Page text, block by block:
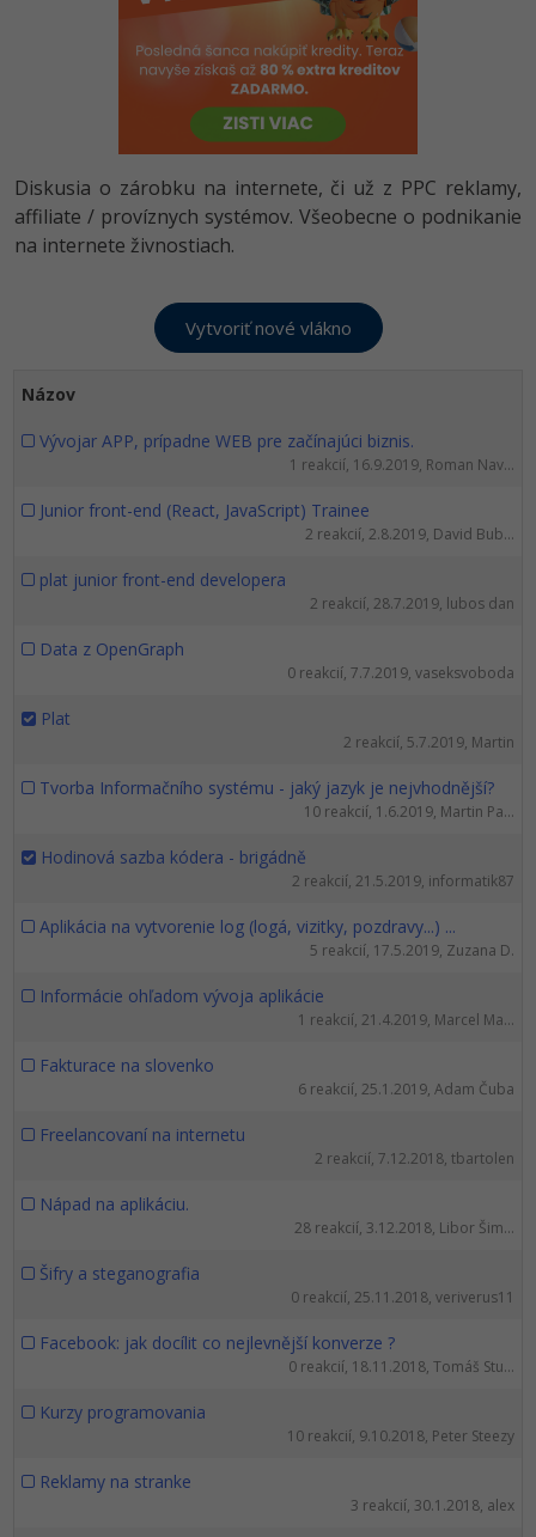
JavaScript -80%
C++ -80%
Swift -80%
Kotlin -80%
-80%
-80%
Algoritmy -41%
Umelá inteligencia
-30%
Business
Copywriting -30%
MS Office -80%
Time management
Kybernetická bezpečnost
Photoshop
Adobe Illustrator -80%
Adobe Lightroom -30%
Adobe XD -15%
Adobe After Effects
Inkscape
Fórum
Diskusia o zárobku na internete, či už z PPC reklamy,
affiliate / províznych systémov. Všeobecne o podnikanie
na internete živnostiach.
Názov
Vývojar APP, prípadne WEB pre začínajúci biznis.
1 reakcií, 16.9.2019, Roman Nav...
Junior front-end (React, JavaScript) Trainee
2 reakcií, 2.8.2019, David Bub...
plat junior front-end developera
2 reakcií, 28.7.2019, lubos dan
Data z OpenGraph
0 reakcií, 7.7.2019, vaseksvoboda
Plat
2 reakcií, 5.7.2019, Martin
Tvorba Informačního systému - jaký jazyk je nejvhodnější?
10 reakcií, 1.6.2019, Martin Pa...
Hodinová sazba kódera - brigádně
2 reakcií, 21.5.2019, informatik87
Aplikácia na vytvorenie log (logá, vizitky, pozdravy...) ...
5 reakcií, 17.5.2019, Zuzana D.
Informácie ohľadom vývoja aplikácie
1 reakcií, 21.4.2019, Marcel Ma...
Fakturace na slovenko
6 reakcií, 25.1.2019, Adam Čuba
Freelancovaní na internetu
2 reakcií, 7.12.2018, tbartolen
Nápad na aplikáciu.
28 reakcií, 3.12.2018, Libor Šim...
Šifry a steganografia
0 reakcií, 25.11.2018, veriverus11
Facebook: jak docílit co nejlevnější konverze ?
0 reakcií, 18.11.2018, Tomáš Stu...
Kurzy programovania
10 reakcií, 9.10.2018, Peter Steezy
Reklamy na stranke
3 reakcií, 30.1.2018, alex